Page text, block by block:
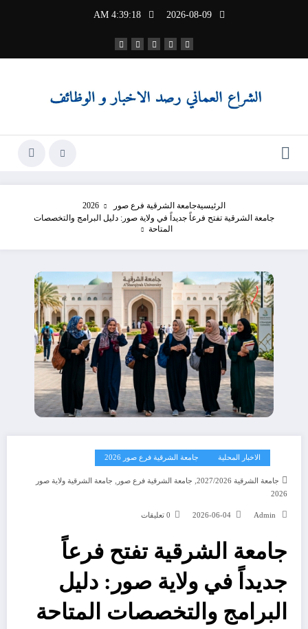
2026-08-09
4:39:19 AM
الرئيسيةجامعة الشرقية فرع صور 2026
جامعة الشرقية تفتح فرعاً جديداً في ولاية صور: دليل البرامج والتخصصات
المتاحة
الاخبار المحلية جامعة الشرقية فرع صور 2026
جامعة الشرقية 2027/2026 , جامعة الشرقية فرع صور , جامعة الشرقية ولاية صور
2026
Admin
2026-06-04 0 تعليقات
جامعة الشرقية تفتح فرعاً
جديداً في ولاية صور: دليل
البرامج والتخصصات المتاحة